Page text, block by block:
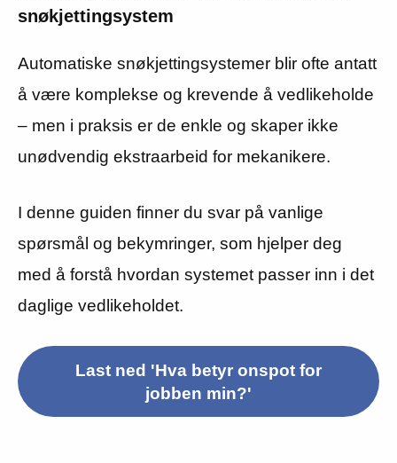
snøkjettingsystem
Automatiske snøkjettingsystemer blir ofte antatt
å være komplekse og krevende å vedlikeholde
– men i praksis er de enkle og skaper ikke
unødvendig ekstraarbeid for mekanikere.
I denne guiden finner du svar på vanlige
spørsmål og bekymringer, som hjelper deg
med å forstå hvordan systemet passer inn i det
daglige vedlikeholdet.
Last ned 'Hva betyr onspot for
jobben min?'